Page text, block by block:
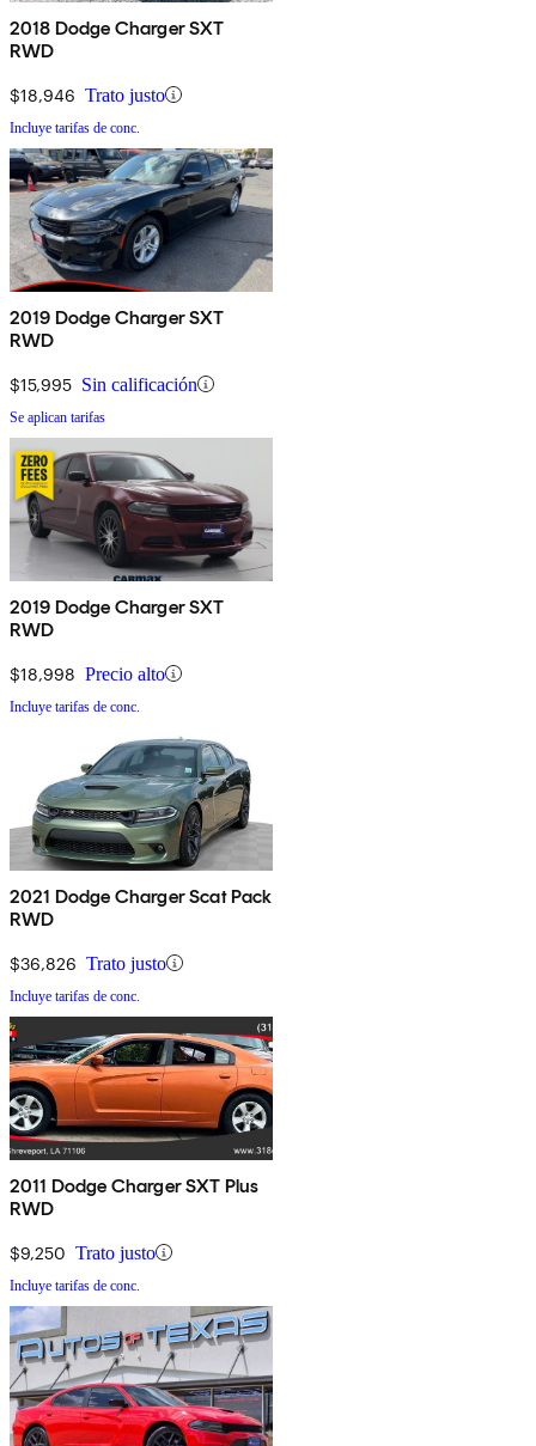
2018 Dodge Charger SXT
RWD
$18,946 Trato justo
Incluye tarifas de conc.
2019 Dodge Charger SXT
RWD
$15,995 Sin calificación
Se aplican tarifas
2019 Dodge Charger SXT
RWD
$18,998 Precio alto
Incluye tarifas de conc.
2021 Dodge Charger Scat Pack
RWD
$36,826 Trato justo
Incluye tarifas de conc.
2011 Dodge Charger SXT Plus
RWD
$9,250 Trato justo
Incluye tarifas de conc.